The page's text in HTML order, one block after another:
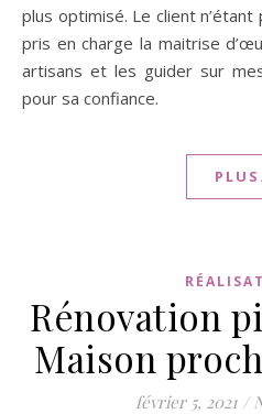
plus optimisé. Le client n’étant
pris en charge la maitrise
artisans et les guider sur
pour sa confiance.
Rénovation
Maison
février 5, 2021 /